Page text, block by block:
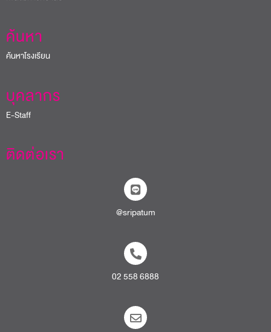
ค้นหา
ค้นหาโรงเรียน
บุคลากร
E-Staff
ติดต่อเรา
@sripatum
02 558 6888